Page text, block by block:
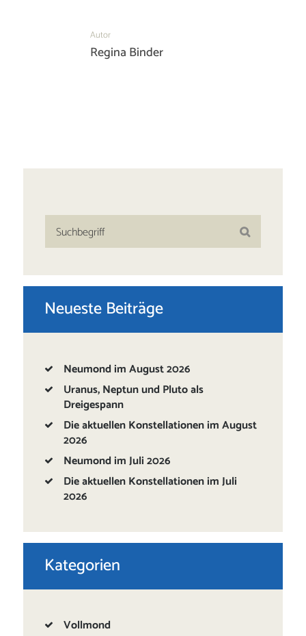
Autor
Regina Binder
Neueste Beiträge
Neumond im August 2026
Uranus, Neptun und Pluto als
Dreigespann
Die aktuellen Konstellationen im August
2026
Neumond im Juli 2026
Die aktuellen Konstellationen im Juli
2026
Kategorien
Vollmond